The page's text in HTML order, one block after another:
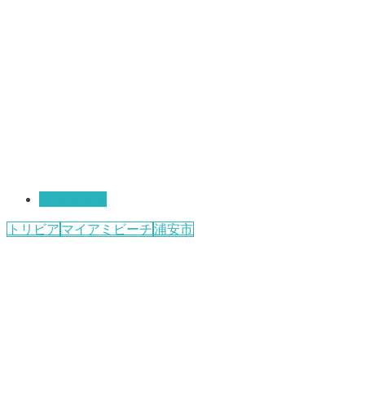
トリビア マイアミビーチ浦安市